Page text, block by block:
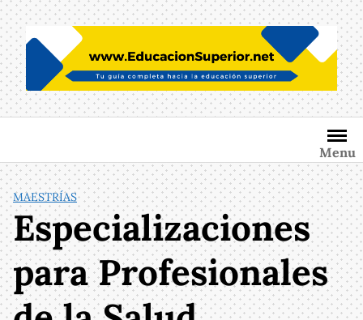
Saltar
al
contenido
Menu
MAESTRÍAS
Especializaciones
para Profesionales